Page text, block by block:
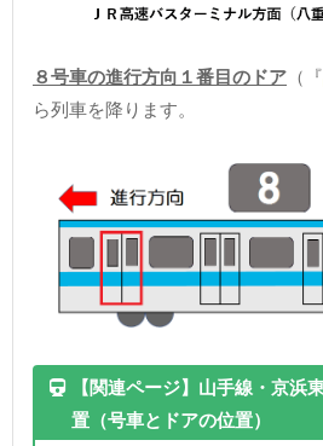
８号車の進行方向１番目のドア （『
ら列車を降ります。
【関連ページ】山手線・京浜
置（号車とドアの位置）